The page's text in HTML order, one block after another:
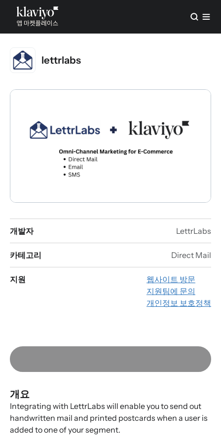
lettrlabs
개발자 LettrLabs
카테고리 Direct Mail
지원
웹사이트 방문
지원팀에 문의
개인정보 보호정책
개요
Integrating with LettrLabs will enable you to send out
handwritten mail and printed postcards when a user is
added to one of your segment.